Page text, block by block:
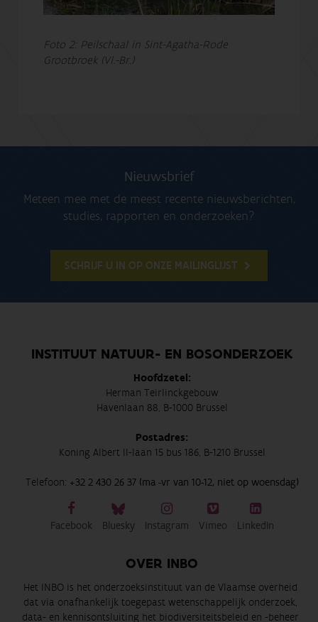
Foto 2: Peilschaal in Sint-Agatha-Rode
Grootbroek (Vl.-Br.)
Nieuwsbrief
Meteen mee met de meest recente nieuwsberichten,
studies, rapporten en onderzoeken?
SCHRIJF U IN OP ONZE MAILINGLIJST
INSTITUUT NATUUR- EN BOSONDERZOEK
Hoofdzetel:
Herman Teirlinckgebouw
Havenlaan 88, B-1000 Brussel
Postadres:
Koning Albert II-laan 15 bus 186, B-1210 Brussel
Telefoon: +32 2 430 26 37 (ma -vr van 10-12, niet op woensdag)
Facebook Bluesky Instagram Vimeo LinkedIn
OVER INBO
Het INBO is het onderzoeksinstituut van de Vlaamse overheid
dat via onafhankelijk toegepast wetenschappelijk onderzoek,
data- en kennisontsluiting het biodiversiteitsbeleid en -beheer